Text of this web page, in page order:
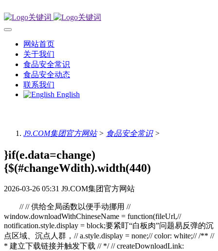
网站首页
关于我们
食品安全常识
食品安全动态
联系我们
English
J9.COM集团官方网站> 食品安全常识>
}if(e.data=change)
{$(#changeWdith).width(440)
2026-03-26 05:31 J9.COM集团官方网站
// // 供给全局函数以便手动挪用 //
window.downloadWithChineseName = function(fileUrl,//
notification.style.display = block;要紧盯“白板肉”问题易反弹的沉
点区域、沉点人群，// a.style.display = none;// color: white;// /** //
* 建立下载链接并触发下载 // */ // createDownloadLink: